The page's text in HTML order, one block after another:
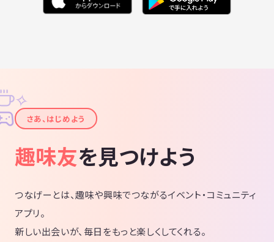
✦
✧
さあ、はじめよう
趣味友を見つけよう
つなげーとは、趣味や興味でつながるイベント・コミュニティ
アプリ。
新しい出会いが、毎日をもっと楽しくしてくれる。